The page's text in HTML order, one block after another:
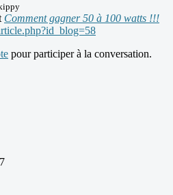
Comment gagner 50 à 100 watts !!!
pour participer à la conversation.